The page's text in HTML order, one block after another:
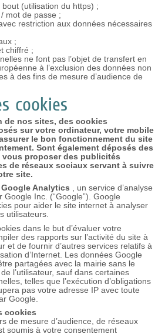
(utilisation du https) ;
mot de passe ;
restriction aux données nécessaires
;
chiffré ;
ne font pas l’objet de transfert en
à l’exclusion des données non
à des fins de mesure d’audience de
cookies
de nos sites, des cookies
sur votre ordinateur, votre mobile
le bon fonctionnement du site
Sont également déposés des
proposer des publicités
de réseaux sociaux servant à suivre
site.
Analytics , un service d’analyse
Inc. (“Google”). Google
pour aider le site internet à analyser
utilisateurs.
dans le but d’évaluer votre
des rapports sur l’activité du site à
et de fournir d’autres services relatifs à
d’Internet. Les données Google
partagées avec la mairie sans le
l’utilisateur, sauf dans certaines
telles que l’exécution d’obligations
pas votre adresse IP avec toute
Google.
cookies
de mesure d’audience, de réseaux
soumis à votre consentement